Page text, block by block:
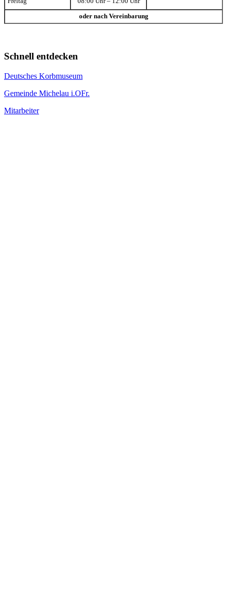
oder nach Vereinbarung
Schnell entdecken
Deutsches Korbmuseum
Gemeinde Michelau i.OFr.
Mitarbeiter